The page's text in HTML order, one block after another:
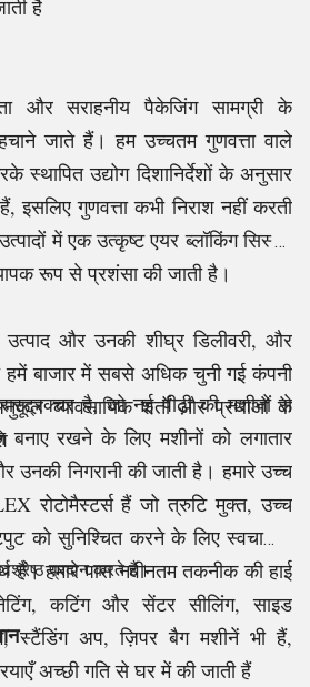
है
और सराहनीय पैकेजिंग सामग्री के
जाते हैं। हम उच्चतम गुणवत्ता वाले
स्थापित उद्योग दिशानिर्देशों के अनुसार
इसलिए गुणवत्ता कभी निराश नहीं करती
में एक उत्कृष्ट एयर ब्लॉकिंग सिस्टम
रूप से प्रशंसा की जाती है।
उत्पाद और उनकी शीघ्र डिलीवरी, और
हमें बाजार में सबसे अधिक चुनी गई कंपनी
व्यावसायिक शर्तों और प्रथाओं के
है, जो नई पीढ़ी की मशीनों से
रखने के लिए मशीनों को लगातार
उनकी निगरानी की जाती है। हमारे उच्च
रोटोमैस्टर्स हैं जो त्रुटि मुक्त, उच्च
को सुनिश्चित करने के लिए स्वचालित
हैं। हमारे पास नवीनतम तकनीक की हाई
कटिंग और सेंटर सीलिंग, साइड
स्टैंडिंग अप, ज़िपर बैग मशीनें भी हैं,
अच्छी गति से घर में की जाती हैं
प्रदान करते हैं।